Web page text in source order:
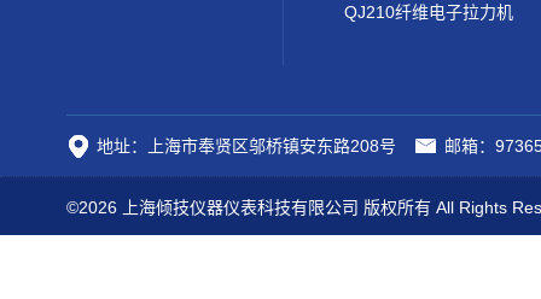
QJ210纤维电子拉力机
地址：上海市奉贤区邬桥镇安东路208号 邮箱：
©2026 上海倾技仪器仪表科技有限公司 版权所有 All Rights